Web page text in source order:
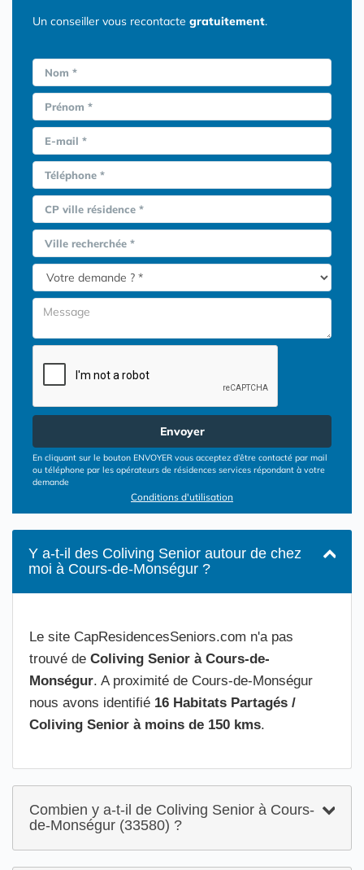
Un conseiller vous recontacte gratuitement.
Nom *
Prénom *
E-mail *
Téléphone *
CP ville résidence *
Ville recherchée *
Envoyer
En cliquant sur le bouton ENVOYER vous acceptez d’être contacté par mail
ou téléphone par les opérateurs de résidences services répondant à votre
demande
Conditions d'utilisation
Y a-t-il des Coliving Senior autour de chez
moi à Cours-de-Monségur ?
Le site CapResidencesSeniors.com n'a pas
trouvé de Coliving Senior à Cours-de-
Monségur. A proximité de Cours-de-Monségur
nous avons identifié 16 Habitats Partagés /
Coliving Senior à moins de 150 kms.
Combien y a-t-il de Coliving Senior à Cours-
de-Monségur (33580) ?